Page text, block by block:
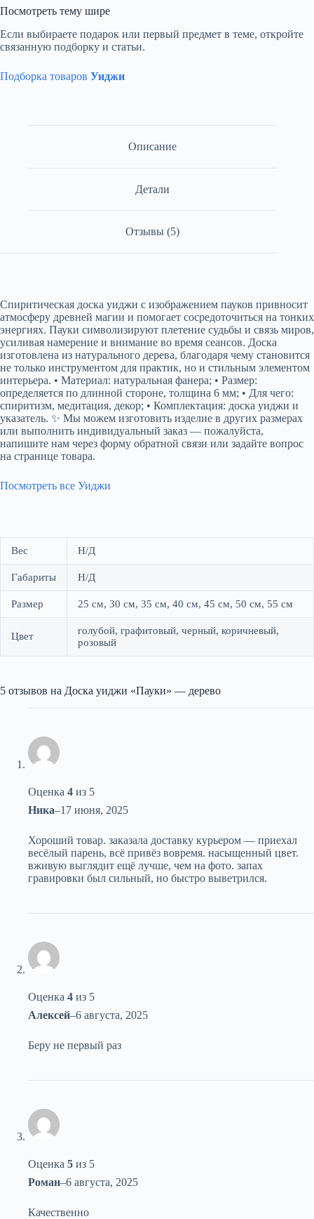
Посмотреть тему шире
Если выбираете подарок или первый предмет в теме, откройте
связанную подборку и статьи.
Подборка товаров Уиджи
Описание
Детали
Отзывы (5)
Спиритическая доска уиджи с изображением пауков привносит
атмосферу древней магии и помогает сосредоточиться на тонких
энергиях. Пауки символизируют плетение судьбы и связь миров,
усиливая намерение и внимание во время сеансов. Доска
изготовлена из натурального дерева, благодаря чему становится
не только инструментом для практик, но и стильным элементом
интерьера. • Материал: натуральная фанера; • Размер:
определяется по длинной стороне, толщина 6 мм; • Для чего:
спиритизм, медитация, декор; • Комплектация: доска уиджи и
указатель. ✨ Мы можем изготовить изделие в других размерах
или выполнить индивидуальный заказ — пожалуйста,
напишите нам через форму обратной связи или задайте вопрос
на странице товара.
Посмотреть все Уиджи
Вес Н/Д
Габариты Н/Д
Размер 25 см, 30 см, 35 см, 40 см, 45 см, 50 см, 55 см
Цвет
голубой, графитовый, черный, коричневый,
розовый
5 отзывов на Доска уиджи «Пауки» — дерево
Оценка 4 из 5
Ника–17 июня, 2025
Хороший товар. заказала доставку курьером — приехал
весёлый парень, всё привёз вовремя. насыщенный цвет.
вживую выглядит ещё лучше, чем на фото. запах
гравировки был сильный, но быстро выветрился.
Оценка 4 из 5
Алексей–6 августа, 2025
Беру не первый раз
Оценка 5 из 5
Роман–6 августа, 2025
Качественно